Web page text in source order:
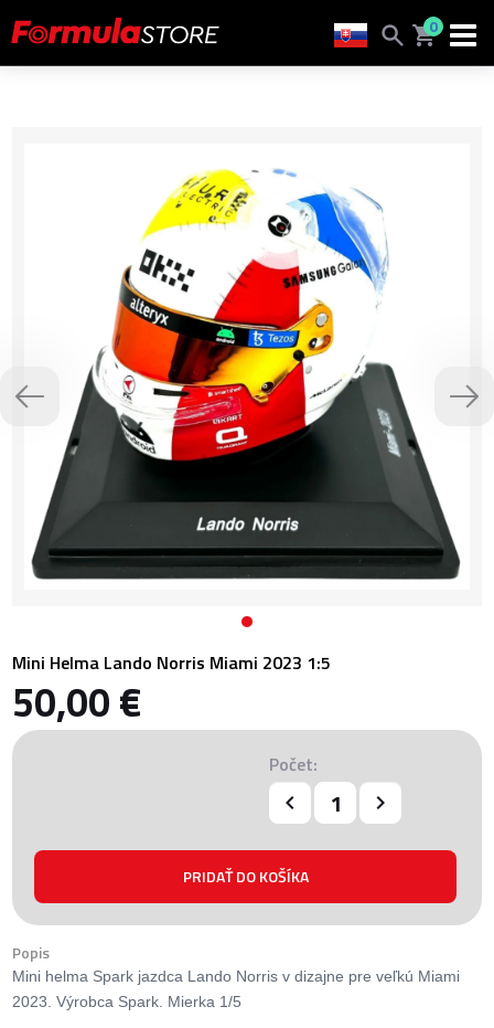
0
Mini Helma Lando Norris Miami 2023 1:5
50,00 €
Počet:
Popis
Mini helma Spark jazdca Lando Norris v dizajne pre veľkú Miami
2023. Výrobca Spark. Mierka 1/5